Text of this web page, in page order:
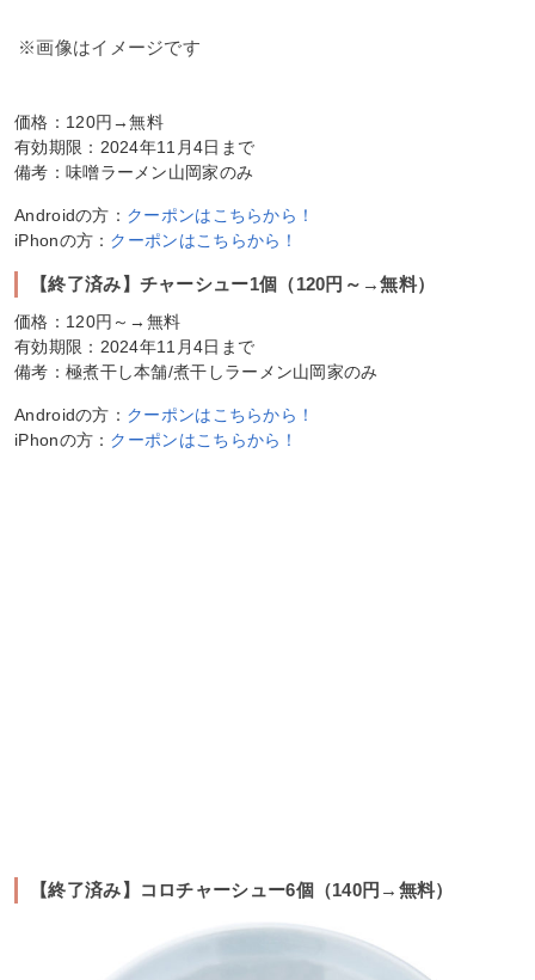
※画像はイメージです
価格：120円→無料
有効期限：2024年11月4日まで
備考：味噌ラーメン山岡家のみ
Androidの方： クーポンはこちらから！
iPhonの方： クーポンはこちらから！
【終了済み】チャーシュー1個（120円～→無料）
価格：120円～→無料
有効期限：2024年11月4日まで
備考：極煮干し本舗/煮干しラーメン山岡家のみ
Androidの方： クーポンはこちらから！
iPhonの方： クーポンはこちらから！
【終了済み】コロチャーシュー6個（140円→無料）